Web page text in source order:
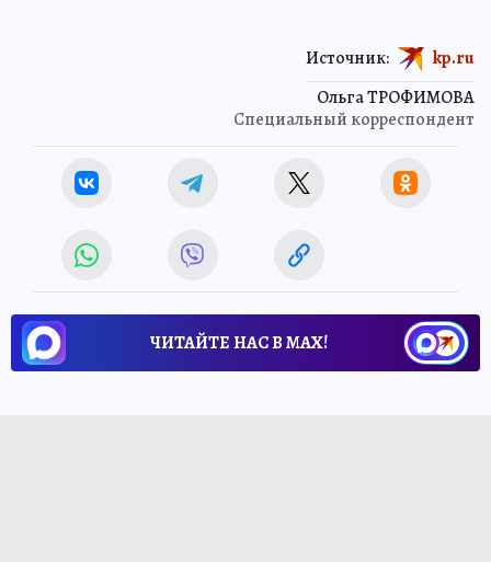
Ольга ТРОФИМОВА
Специальный корреспондент
Источник: kp.ru
ЧИТАЙТЕ НАС В МАХ!